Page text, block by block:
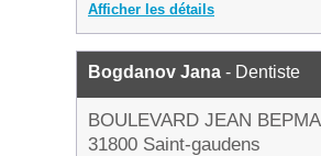
Afficher les détails
Bogdanov Jana - Dentiste
BOULEVARD JEAN
31800 Saint-gaudens